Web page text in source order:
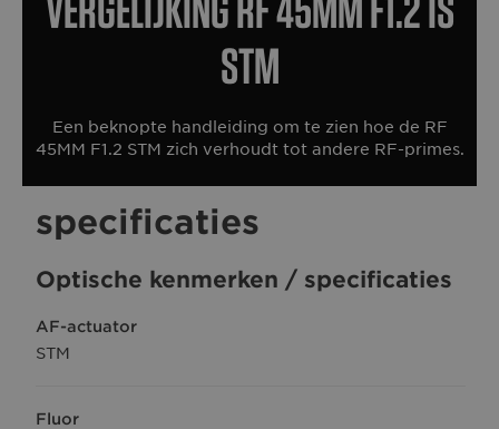
STM
Een beknopte handleiding om te zien hoe de RF
45MM F1.2 STM zich verhoudt tot andere RF-primes.
specificaties
Optische kenmerken / specificaties
AF-actuator
STM
Fluor